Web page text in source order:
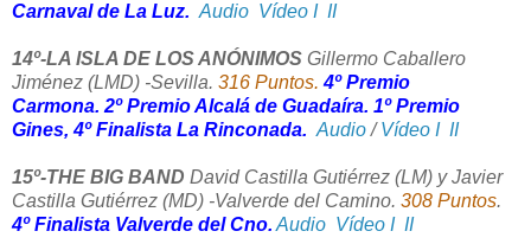
Carnaval de La Luz. Audio Vídeo I II
14º-LA ISLA DE LOS ANÓNIMOS Gillermo Caballero
Jiménez (LMD) -Sevilla. 316 Puntos. 4º Premio
Carmona. 2º Premio Alcalá de Guadaíra. 1º Premio
Gines, 4º Finalista La Rinconada. Audio/Vídeo I II
15º-THE BIG BAND David Castilla Gutiérrez (LM) y Javier
Castilla Gutiérrez (MD) -Valverde del Camino. 308 Puntos.
4º Finalista Valverde del Cno. Audio Vídeo I II